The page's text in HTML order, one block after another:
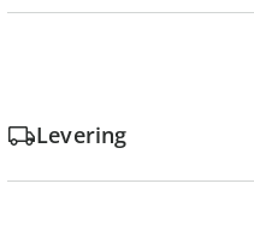
Levering